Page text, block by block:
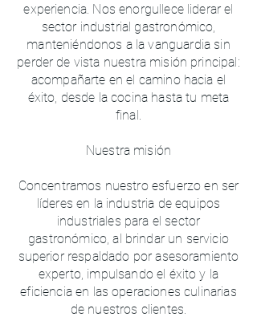
experiencia. Nos enorgullece liderar el
sector industrial gastronómico,
manteniéndonos a la vanguardia sin
perder de vista nuestra misión principal:
acompañarte en el camino hacia el
éxito, desde la cocina hasta tu meta
final.
Nuestra misión
Concentramos nuestro esfuerzo en ser
líderes en la industria de equipos
industriales para el sector
gastronómico, al brindar un servicio
superior respaldado por asesoramiento
experto, impulsando el éxito y la
eficiencia en las operaciones culinarias
de nuestros clientes.